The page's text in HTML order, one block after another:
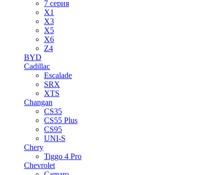
7 серия
X1
X3
X5
X6
Z4
BYD
Cadillac
Escalade
SRX
XTS
Changan
CS35
CS55 Plus
CS95
UNI-S
Chery
Tiggo 4 Pro
Chevrolet